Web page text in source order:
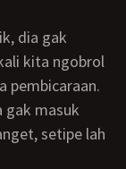
kita ngobrol
pembicaraan.
gak masuk
setipe lah